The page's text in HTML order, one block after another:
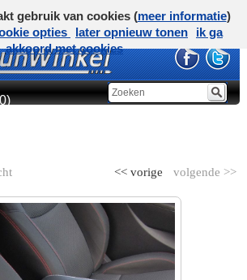
volgende >>
<< vorige
gebruik van cookies (meer informatie)
opties
later opnieuw tonen
ik ga
akkoord met cookies